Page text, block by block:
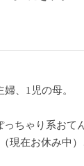
、1児の母。
ちゃり系おて
現在お休み中